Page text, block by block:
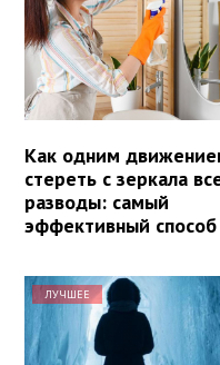
Как одним
стереть с зеркала
разводы: самый
эффективный способ
ЛУЧШЕЕ